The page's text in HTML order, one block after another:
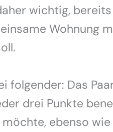
wichtig,
Wohnung
folgender: Das
drei Punkte
ebenso